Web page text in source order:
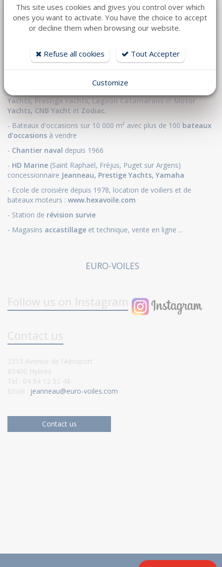
passion, le groupe Euro-Voiles HD Marinea tout pour
préparer votre bateau et vous accompagner dans vos
- Distributeur des plus grandes marques:
Yachts,Prestige Yachts, Lagoon CatamaransetMotor
Yachts, CNB Yacht et Zodiac.
- Bateaux d'occasions sur 10 000 m² avec plus de 100 bateaux
d'occasions à vendre
- Chantier naval depuis 1966
- HD Marine (Saint Raphaël, Fréjus, Puget sur Argens)
concessionnaire Jeanneau, Prestige Yachts, Yamaha
- Ecole de croisière depuis 1978, location de voiliers et de
bateaux moteurs : www.hexavoile.com
- Station de révision survie
- Magasins accastillage et technique, vente en ligne ...
EURO-VOILES
Follow us on Instagram
Contact us
2315 Avenue de l'Aéroport
83400 Hyères
Tel : 04 94 12 52 48
Email :
jeanneau@euro-voiles.com
Contact us
This site uses cookies and gives you control over which
ones you want to activate. You have the choice to accept
or decline them when browsing our website.
Refuse all cookies Tout Accepter
Customize